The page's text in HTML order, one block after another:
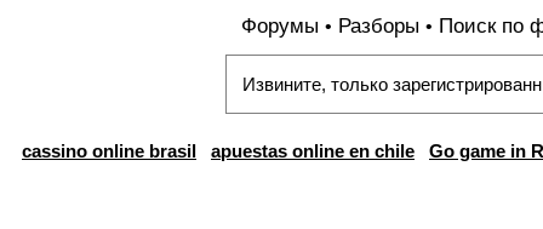
Форумы • Разборы • Поиск по
Извините, только
cassino online brasil apuestas online en chile Go game in